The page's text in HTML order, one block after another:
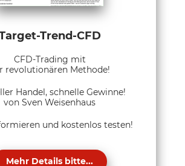
Trend-CFD
CFD-Trading mit
revolutionären Methode!
Handel, schnelle Gewinne!
von Sven Weisenhaus
und kostenlos testen!
Mehr Details bitte...